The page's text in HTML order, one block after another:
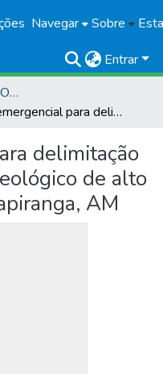
Navegar Sobre
Entrar
PRODUÇÃO INSTITUCIONAL
Ação emergencial para delimitação das áreas de risco geológico de alto e muito alto grau: Itapiranga, AM
delimitação
de alto
AM